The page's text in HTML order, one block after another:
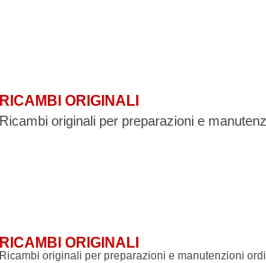
RICAMBI ORIGINALI
Ricambi originali per preparazioni e
RICAMBI ORIGINALI
Ricambi originali per preparazioni e manutenzioni